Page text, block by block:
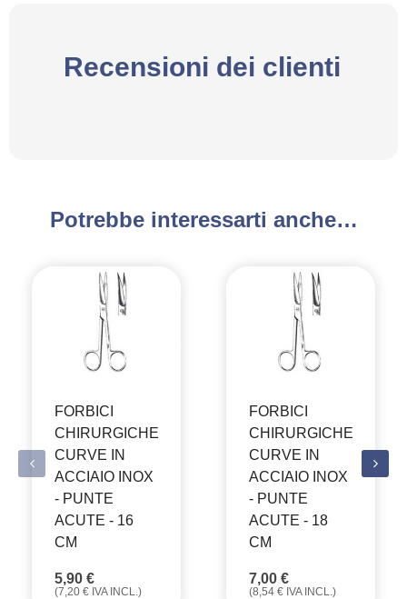
Recensioni dei clienti
Potrebbe interessarti anche…
FORBICI
CHIRURGICHE
CURVE IN
ACCIAIO INOX
- PUNTE
ACUTE - 16
CM
5,90 €
(7,20 € IVA INCL.)
FORBICI
CHIRURGICHE
CURVE IN
ACCIAIO INOX
- PUNTE
ACUTE - 18
CM
7,00 €
(8,54 € IVA INCL.)